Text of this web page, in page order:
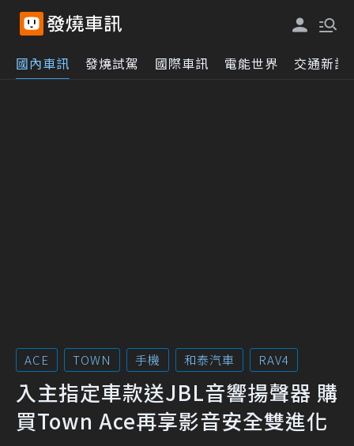
國內車訊 發燒試駕 國際車訊 電能世界 交通新訊
ACE TOWN 手機 和泰汽車 RAV4
入主指定車款送JBL音響揚聲器 購
買Town Ace再享影音安全雙進化